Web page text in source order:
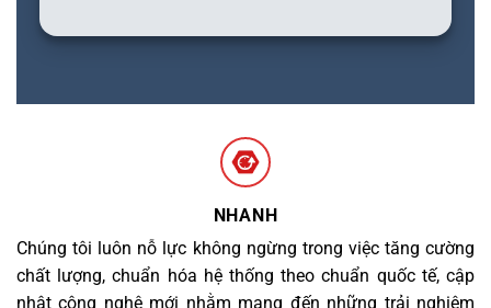
NHANH
Chúng tôi luôn nỗ lực không ngừng trong việc tăng cường
chất lượng, chuẩn hóa hệ thống theo chuẩn quốc tế, cập
nhật công nghệ mới nhằm mang đến những trải nghiệm